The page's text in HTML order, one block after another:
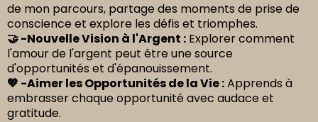
de mon parcours, partage des moments de prise de
conscience et explore les défis et triomphes.
🤝 -Nouvelle Vision à l'Argent : Explorer comment
l'amour de l'argent peut être une source
d'opportunités et d'épanouissement.
💖 -Aimer les Opportunités de la Vie :Apprends à
embrasser chaque opportunité avec audace et
gratitude.